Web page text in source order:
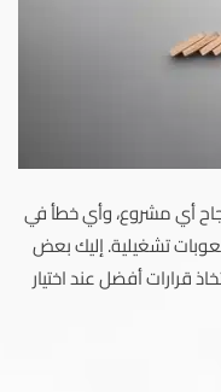
أي مشروع، وأي خطأ في
تشغيلية. إليك بعض
قرارات أفضل عند اختيار